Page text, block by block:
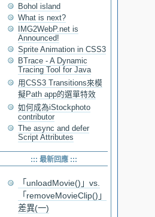
Bohol island
What is next?
IMG2WebP.net is
Announced!
Sprite Animation in CSS3
BTrace - A Dynamic
Tracing Tool for Java
用CSS3 Transitions來模
擬Path app的選單特效
如何成為iStockphoto
contributor
The async and defer
Script Attributes
::: 最新回應 :::
「unloadMovie()」vs.
「removeMovieClip()」
差異(一)